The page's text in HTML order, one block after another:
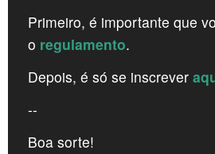
Primeiro, é importante que
o regulamento.
Depois, é só se inscrever
--
Boa sorte!